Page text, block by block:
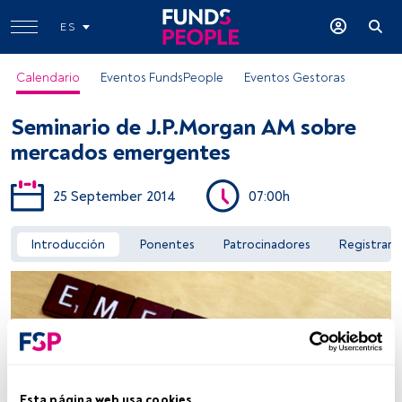
ES
Calendario Eventos FundsPeople Eventos Gestoras
Seminario de J.P.Morgan AM sobre
mercados emergentes
25 September 2014 07:00h
Introducción Ponentes Patrocinadores